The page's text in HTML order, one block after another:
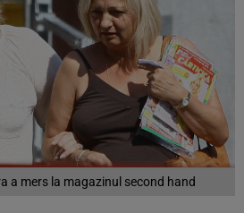
a mers la magazinul second hand